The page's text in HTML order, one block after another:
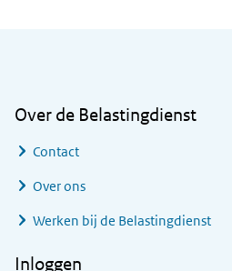
Over de Belastingdienst
Contact
Over ons
Werken bij de Belastingdienst
Inloggen